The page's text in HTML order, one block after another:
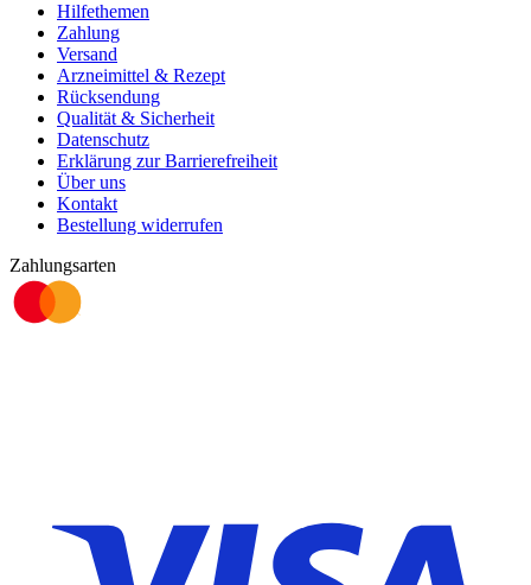
Hilfethemen
Zahlung
Versand
Arzneimittel & Rezept
Rücksendung
Qualität & Sicherheit
Datenschutz
Erklärung zur Barrierefreiheit
Über uns
Kontakt
Bestellung widerrufen
Zahlungsarten